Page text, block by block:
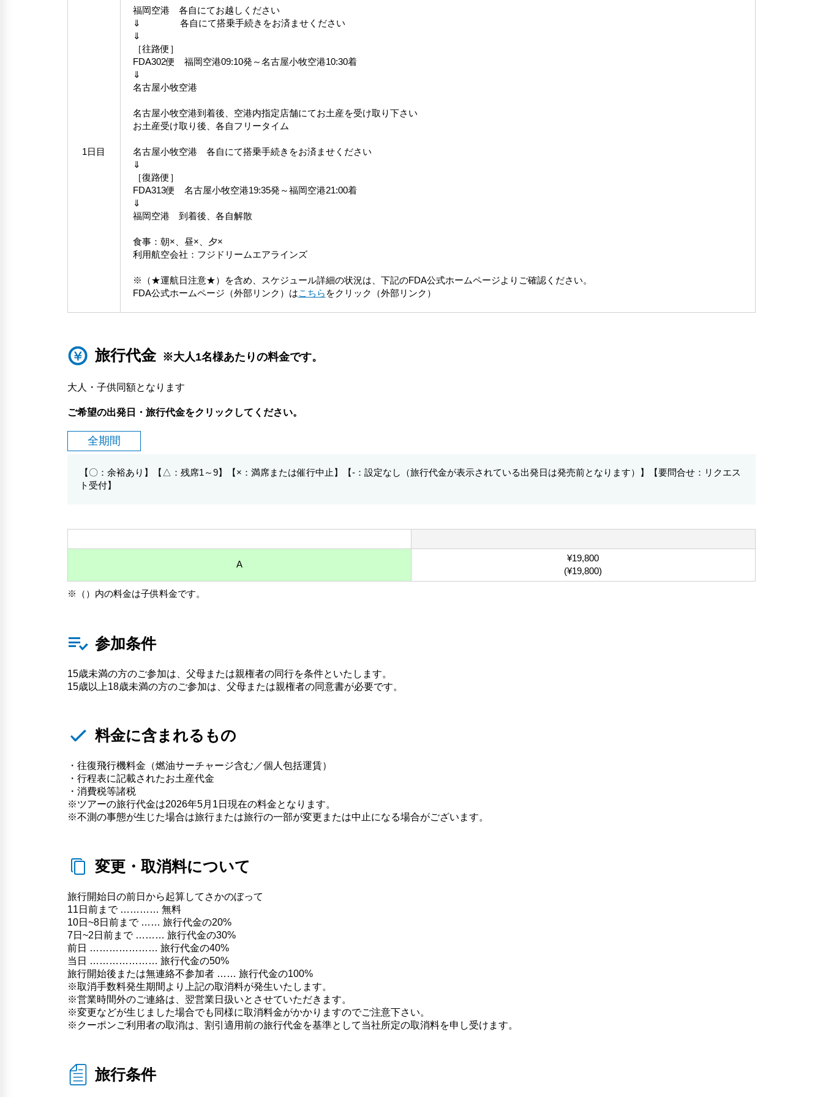
1日目
福岡空港 各自にてお越しください
⇓ 各自にて搭乗手続きをお済ませください
⇓
［往路便］
FDA302便 福岡空港09:10発～名古屋小牧空港10:30着
⇓
名古屋小牧空港
名古屋小牧空港到着後、空港内指定店舗にてお土産を受け取り下さい
お土産受け取り後、各自フリータイム
名古屋小牧空港 各自にて搭乗手続きをお済ませください
⇓
［復路便］
FDA313便 名古屋小牧空港19:35発～福岡空港21:00着
⇓
福岡空港 到着後、各自解散
食事：朝×、昼×、夕×
利用航空会社：フジドリームエアラインズ
※（★運航日注意★）を含め、スケジュール詳細の状況は、下記のFDA公式ホームページよりご確認ください。
FDA公式ホームページ（外部リンク）はこちら をクリック（外部リンク）
旅行代金 ※大人1名様あたりの料金です。
大人・子供同額となります
ご希望の出発日・旅行代金をクリックしてください。
全期間
【〇：余裕あり】【△：残席1～9】【×：満席または催行中止】【-：設定なし（旅行代金が表示されている出発日は発売前となります）】【要問合せ：リクエス
ト受付】
A
¥19,800
(¥19,800)
※（）内の料金は子供料金です。
参加条件
15歳未満の方のご参加は、父母または親権者の同行を条件といたします。
15歳以上18歳未満の方のご参加は、父母または親権者の同意書が必要です。
料金に含まれるもの
・往復飛行機料金（燃油サーチャージ含む／個人包括運賃）
・行程表に記載されたお土産代金
・消費税等諸税
※ツアーの旅行代金は2026年5月1日現在の料金となります。
※不測の事態が生じた場合は旅行または旅行の一部が変更または中止になる場合がございます。
変更・取消料について
旅行開始日の前日から起算してさかのぼって
11日前まで ………… 無料
10日~8日前まで …… 旅行代金の20%
7日~2日前まで ……… 旅行代金の30%
前日 ………………… 旅行代金の40%
当日 ………………… 旅行代金の50%
旅行開始後または無連絡不参加者 …… 旅行代金の100%
※取消手数料発生期間より上記の取消料が発生いたします。
※営業時間外のご連絡は、翌営業日扱いとさせていただきます。
※変更などが生じました場合でも同様に取消料金がかかりますのでご注意下さい。
※クーポンご利用者の取消は、割引適用前の旅行代金を基準として当社所定の取消料を申し受けます。
旅行条件